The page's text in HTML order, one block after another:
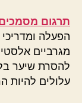
תרגום
הפעלה
מגרביים
להסרת שיער
עלולים להיות